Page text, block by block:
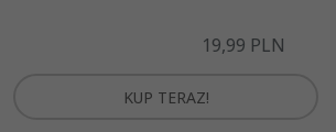
19,99 PLN
KUP TERAZ!